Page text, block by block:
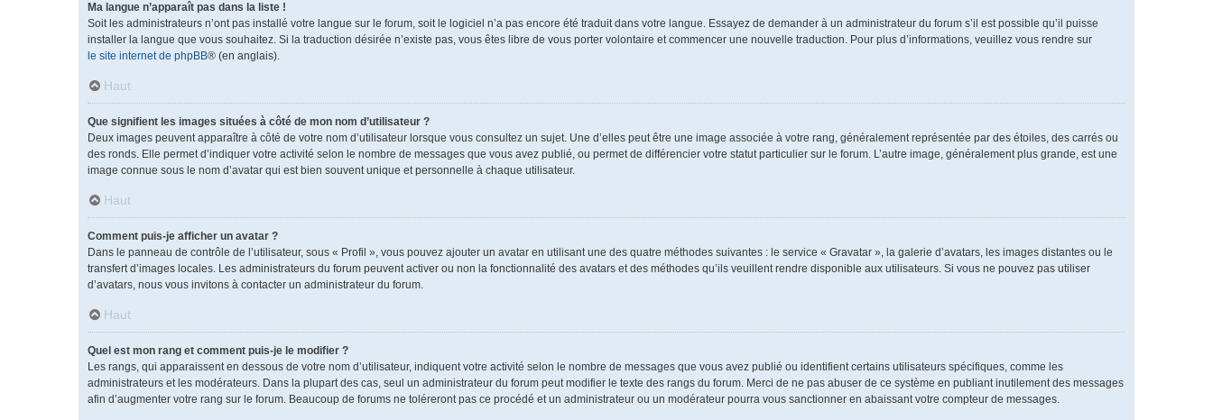
Ma langue n’apparaît pas dans la liste !
Soit les administrateurs n’ont pas installé votre langue sur le forum, soit le logiciel n’a pas encore été traduit dans votre langue. Essayez de demander à un administrateur du forum s’il est possible qu’il puisse
installer la langue que vous souhaitez. Si la traduction désirée n’existe pas, vous êtes libre de vous porter volontaire et commencer une nouvelle traduction. Pour plus d’informations, veuillez vous rendre sur
le site internet de phpBB® (en anglais).
Haut
Que signifient les images situées à côté de mon nom d’utilisateur ?
Deux images peuvent apparaître à côté de votre nom d’utilisateur lorsque vous consultez un sujet. Une d’elles peut être une image associée à votre rang, généralement représentée par des étoiles, des carrés ou
des ronds. Elle permet d’indiquer votre activité selon le nombre de messages que vous avez publié, ou permet de différencier votre statut particulier sur le forum. L’autre image, généralement plus grande, est une
image connue sous le nom d’avatar qui est bien souvent unique et personnelle à chaque utilisateur.
Haut
Comment puis-je afficher un avatar ?
Dans le panneau de contrôle de l’utilisateur, sous « Profil », vous pouvez ajouter un avatar en utilisant une des quatre méthodes suivantes : le service « Gravatar », la galerie d’avatars, les images distantes ou le
transfert d’images locales. Les administrateurs du forum peuvent activer ou non la fonctionnalité des avatars et des méthodes qu’ils veuillent rendre disponible aux utilisateurs. Si vous ne pouvez pas utiliser
d’avatars, nous vous invitons à contacter un administrateur du forum.
Haut
Quel est mon rang et comment puis-je le modifier ?
Les rangs, qui apparaissent en dessous de votre nom d’utilisateur, indiquent votre activité selon le nombre de messages que vous avez publié ou identifient certains utilisateurs spécifiques, comme les
administrateurs et les modérateurs. Dans la plupart des cas, seul un administrateur du forum peut modifier le texte des rangs du forum. Merci de ne pas abuser de ce système en publiant inutilement des messages
afin d’augmenter votre rang sur le forum. Beaucoup de forums ne toléreront pas ce procédé et un administrateur ou un modérateur pourra vous sanctionner en abaissant votre compteur de messages.